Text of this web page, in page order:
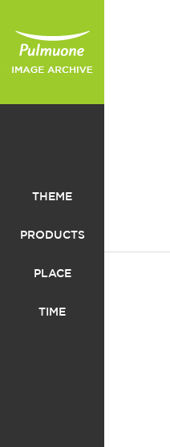
THEME
PRODUCTS
PLACE
TIME